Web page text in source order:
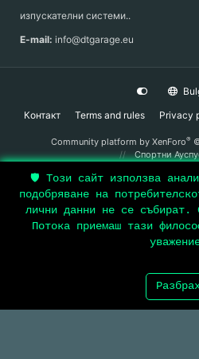
изпускателни системи..
E-mail: info@dtgarage.eu
Контакт
Terms and rules Privacy
Community platform by XenForo®
Спортни
🛡️ Този сайт използва
подобряване на
лични данни не се събират.
Потока приемаш тази